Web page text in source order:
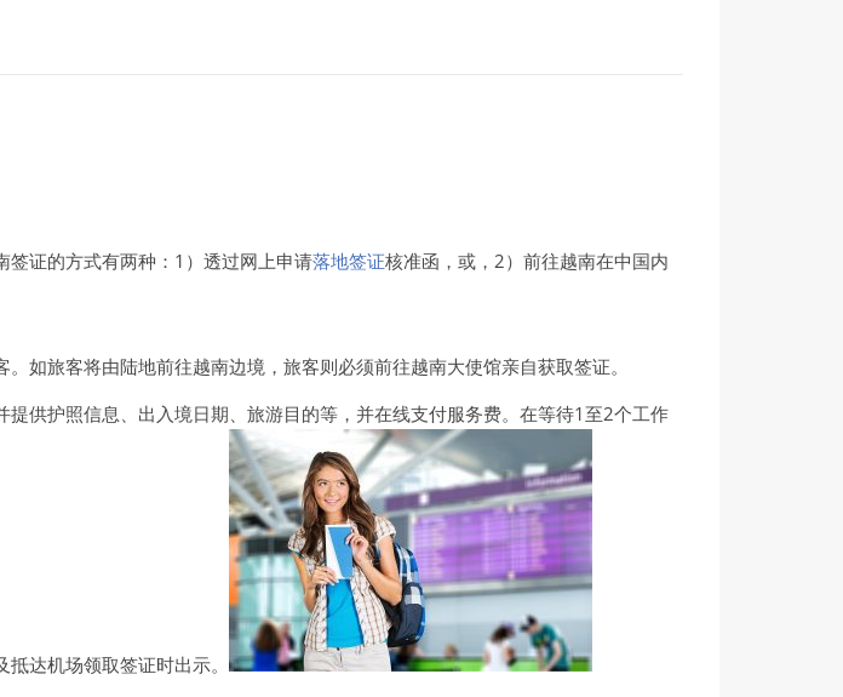
签证的方式有两种：1）透过网上申请落地签证核准函，或，2）前往越南在中国内
如旅客将由陆地前往越南边境，旅客则必须前往越南大使馆亲自获取签证。
供护照信息、出入境日期、旅游目的等，并在线支付服务费。在等待1至2个工作
达机场领取签证时出示。